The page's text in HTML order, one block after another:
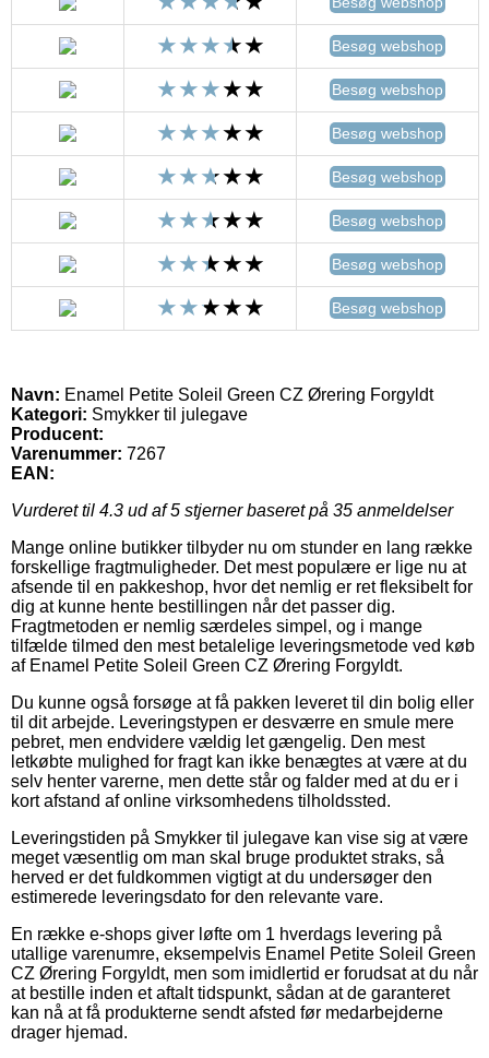
Besøg webshop
Besøg webshop
Besøg webshop
Besøg webshop
Besøg webshop
Besøg webshop
Besøg webshop
Navn: Enamel Petite Soleil Green CZ Ørering Forgyldt
Kategori: Smykker til julegave
Producent:
Varenummer: 7267
EAN:
Vurderet til 4.3 ud af 5 stjerner baseret på 35 anmeldelser
Mange online butikker tilbyder nu om stunder en lang række
forskellige fragtmuligheder. Det mest populære er lige nu at
afsende til en pakkeshop, hvor det nemlig er ret fleksibelt for
dig at kunne hente bestillingen når det passer dig.
Fragtmetoden er nemlig særdeles simpel, og i mange
tilfælde tilmed den mest betalelige leveringsmetode ved køb
af Enamel Petite Soleil Green CZ Ørering Forgyldt.
Du kunne også forsøge at få pakken leveret til din bolig eller
til dit arbejde. Leveringstypen er desværre en smule mere
pebret, men endvidere vældig let gængelig. Den mest
letkøbte mulighed for fragt kan ikke benægtes at være at du
selv henter varerne, men dette står og falder med at du er i
kort afstand af online virksomhedens tilholdssted.
Leveringstiden på Smykker til julegave kan vise sig at være
meget væsentlig om man skal bruge produktet straks, så
herved er det fuldkommen vigtigt at du undersøger den
estimerede leveringsdato for den relevante vare.
En række e-shops giver løfte om 1 hverdags levering på
utallige varenumre, eksempelvis Enamel Petite Soleil Green
CZ Ørering Forgyldt, men som imidlertid er forudsat at du når
at bestille inden et aftalt tidspunkt, sådan at de garanteret
kan nå at få produkterne sendt afsted før medarbejderne
drager hjemad.